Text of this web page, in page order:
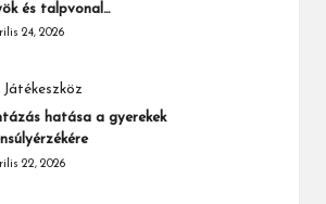
és talpvonal…
24, 2026
Játékeszköz
hatása a gyerekek
22, 2026